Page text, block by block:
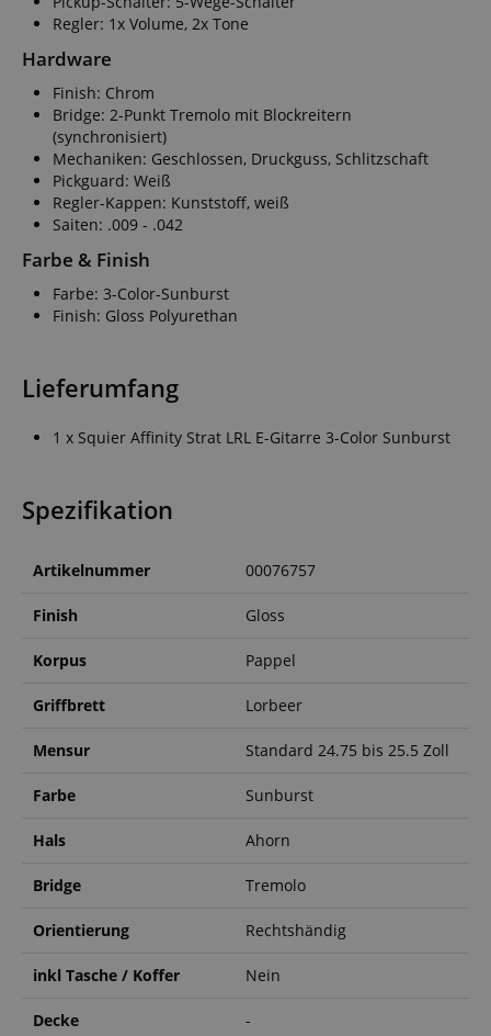
Regler: 1x Volume, 2x Tone
Hardware
Finish: Chrom
Bridge: 2-Punkt Tremolo mit Blockreitern
(synchronisiert)
Mechaniken: Geschlossen, Druckguss, Schlitzschaft
Pickguard: Weiß
Regler-Kappen: Kunststoff, weiß
Saiten: .009 - .042
Farbe & Finish
Farbe: 3-Color-Sunburst
Finish: Gloss Polyurethan
Lieferumfang
1 x Squier Affinity Strat LRL E-Gitarre 3-Color Sunburst
Spezifikation
Artikelnummer 00076757
Finish Gloss
Korpus Pappel
Griffbrett Lorbeer
Mensur Standard 24.75 bis 25.5 Zoll
Farbe Sunburst
Hals Ahorn
Bridge Tremolo
Orientierung Rechtshändig
inkl Tasche / Koffer Nein
Decke -